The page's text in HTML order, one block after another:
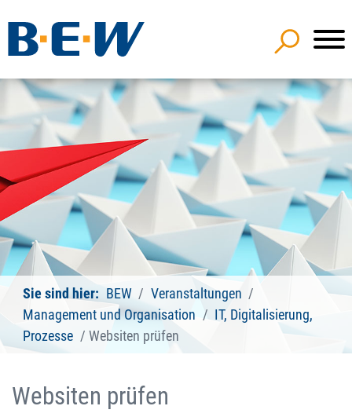
Sie sind hier: BEW
Veranstaltungen
Management und Organisation
IT, Digitalisierung,
Prozesse
Websiten prüfen
Websiten prüfen